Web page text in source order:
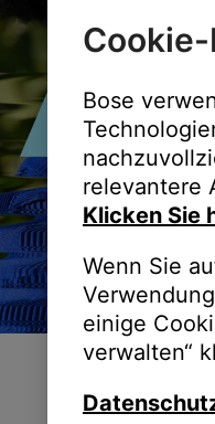
Bose
relevantere
Klicken Sie
Wenn Sie
einige
verwalten“